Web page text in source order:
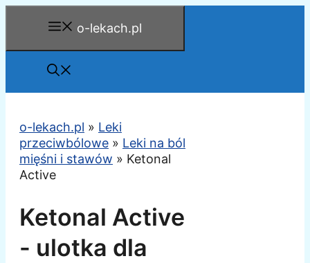
o-lekach.pl
o-lekach.pl » Leki
przeciwbólowe » Leki na ból
mięśni i stawów » Ketonal
Active
Ketonal Active
- ulotka dla